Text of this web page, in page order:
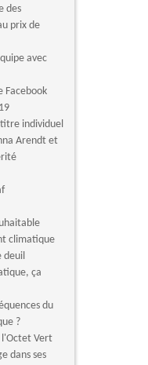
des
prix de
avec
Facebook
individuel
Arendt et
climatique
deuil
ça
du
?
l'Octet Vert
dans ses